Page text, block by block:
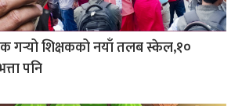
गर्‍यो शिक्षकको नयाँ तलब स्केल,१०
पनि